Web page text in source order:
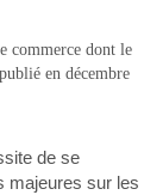
commerce dont le
en décembre
de se
majeures sur les